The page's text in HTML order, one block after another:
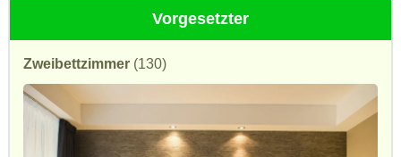
Vorgesetzter
Zweibettzimmer (130)